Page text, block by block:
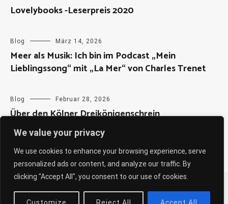
We value your privacy
We use cookies to enhance your browsing experience, serve
personalized ads or content, and analyze our traffic. By
clicking "Accept All", you consent to our use of cookies.
Lovelybooks -Leserpreis 2020
Blog März 14, 2026
Meer als Musik: Ich bin im Podcast „Mein
Lieblingssong“ mit „La Mer“ von Charles Trenet
Blog Februar 28, 2026
Über den Kölner Dreikönigenschrein